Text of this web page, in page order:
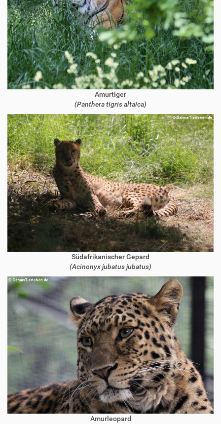
Amurtiger
(Panthera tigris altaica)
Südafrikanischer Gepard
(Acinonyx jubatus jubatus)
Amurleopard